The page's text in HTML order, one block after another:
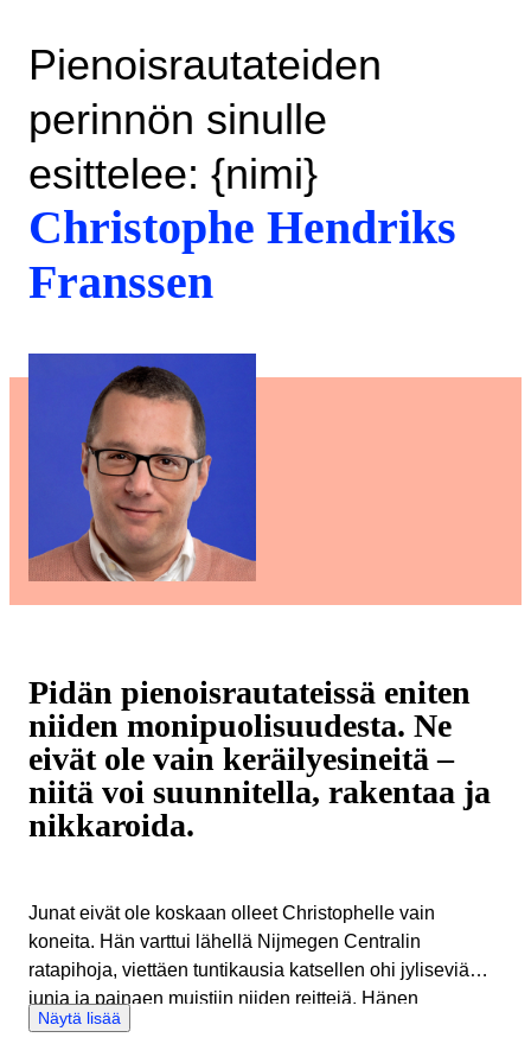
Pienoisrautateiden
perinnön sinulle
esittelee: {nimi}
Christophe Hendriks
Franssen
Pidän pienoisrautateissä eniten
niiden monipuolisuudesta. Ne
eivät ole vain keräilyesineitä –
niitä voi suunnitella, rakentaa ja
nikkaroida.
Junat eivät ole koskaan olleet Christophelle vain
koneita. Hän varttui lähellä Nijmegen Centralin
ratapihoja, viettäen tuntikausia katsellen ohi jyliseviä
junia ja painaen muistiin niiden reittejä. Hänen
isoisänsä ruokki tätä ihastusta viikoittaisilla kävelyillä
Näytä lisää